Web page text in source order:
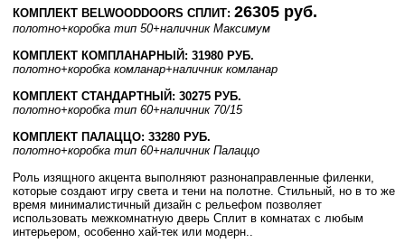
КОМПЛЕКТ BELWOODDOORS СПЛИТ: 26305 руб.
полотно+коробка тип 50+наличник Максимум
КОМПЛЕКТ КОМПЛАНАРНЫЙ: 31980 РУБ.
полотно+коробка комланар+наличник комланар
КОМПЛЕКТ СТАНДАРТНЫЙ: 30275 РУБ.
полотно+коробка тип 60+наличник 70/15
КОМПЛЕКТ ПАЛАЦЦО: 33280 РУБ.
полотно+коробка тип 60+наличник Палаццо
Роль изящного акцента выполняют разнонаправленные филенки,
которые создают игру света и тени на полотне. Стильный, но в то же
время минималистичный дизайн с рельефом позволяет
использовать межкомнатную дверь Сплит в комнатах с любым
интерьером, особенно хай-тек или модерн..